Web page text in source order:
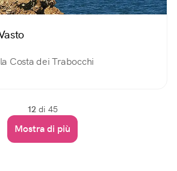
Costa dei Trabocchi
12 di 45
Mostra di più